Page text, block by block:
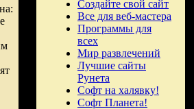
Создайте свой сайт
Все для веб-мастера
Программы для
всех
Мир развлечений
Лучшие сайты
Рунета
Софт на халявку!
Софт Планета!